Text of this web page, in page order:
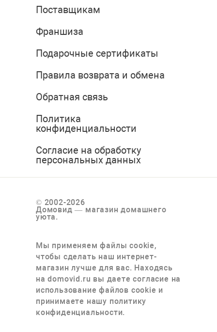
Поставщикам
Франшиза
Подарочные сертификаты
Правила возврата и обмена
Обратная связь
Политика
конфиденциальности
Согласие на обработку
персональных данных
© 2002-2026
Домовид — магазин домашнего
уюта.
Мы применяем файлы cookie,
чтобы сделать наш интернет-
магазин лучше для вас. Находясь
на domovid.ru вы даете согласие на
использование файлов cookie и
принимаете нашу политику
конфиденциальности.